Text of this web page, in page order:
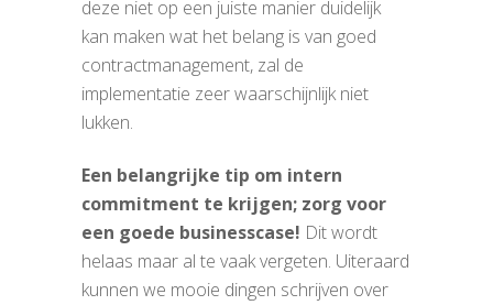
deze niet op een juiste manier duidelijk
kan maken wat het belang is van goed
contractmanagement, zal de
implementatie zeer waarschijnlijk niet
lukken.
Een belangrijke tip om intern
commitment te krijgen; zorg voor
een goede businesscase! Dit wordt
helaas maar al te vaak vergeten. Uiteraard
kunnen we mooie dingen schrijven over